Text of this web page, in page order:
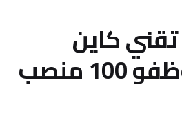
تقني كاين
كونكور ديال الجماعات باغين اوظفو 100 منصب